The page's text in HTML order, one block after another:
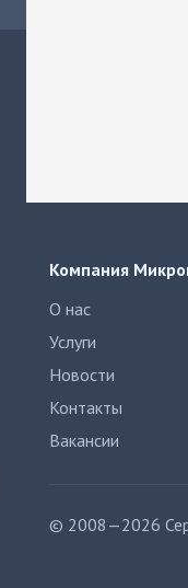
Компания
О нас
Услуги
Новости
Контакты
Вакансии
© 2008—2026